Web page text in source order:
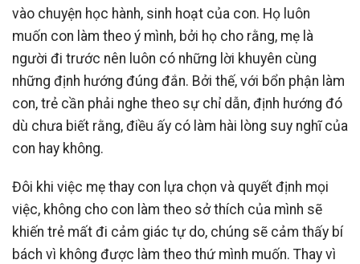
vào chuyện học hành, sinh hoạt của con. Họ luôn
muốn con làm theo ý mình, bởi họ cho rằng, mẹ là
người đi trước nên luôn có những lời khuyên cùng
những định hướng đúng đắn. Bởi thế, với bổn phận làm
con, trẻ cần phải nghe theo sự chỉ dẫn, định hướng đó
dù chưa biết rằng, điều ấy có làm hài lòng suy nghĩ của
con hay không.
Đôi khi việc mẹ thay con lựa chọn và quyết định mọi
việc, không cho con làm theo sở thích của mình sẽ
khiến trẻ mất đi cảm giác tự do, chúng sẽ cảm thấy bí
bách vì không được làm theo thứ mình muốn. Thay vì